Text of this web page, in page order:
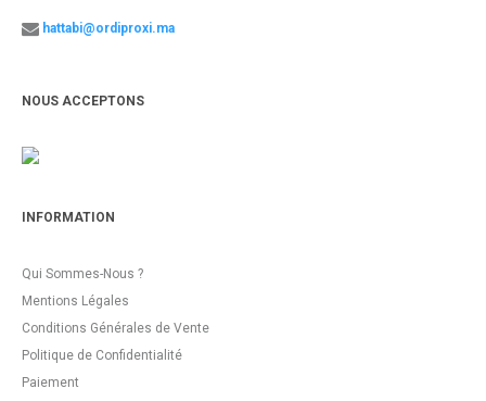
hattabi@ordiproxi.ma
NOUS ACCEPTONS
INFORMATION
Qui Sommes-Nous ?
Mentions Légales
Conditions Générales de Vente
Politique de Confidentialité
Paiement